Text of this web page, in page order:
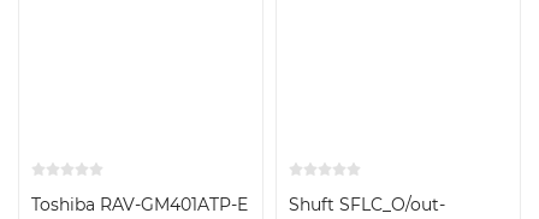
Toshiba RAV-GM401ATP-E
Shuft SFLC_O/out-